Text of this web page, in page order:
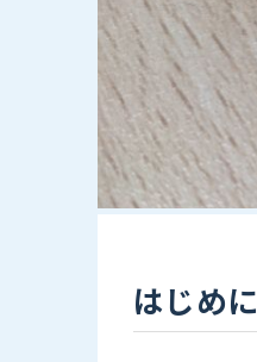
はじめに